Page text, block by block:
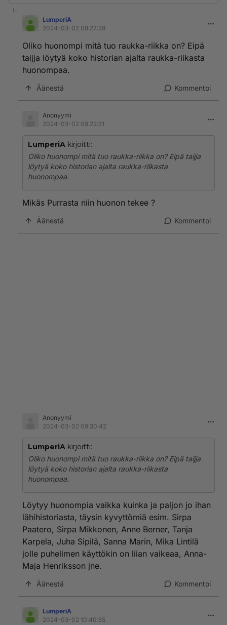
LumperiA
2024-03-02 08:27:28
Oliko huonompi mitä tuo raukka-riikka on? Eipä
taijja löytyä koko historian ajalta raukka-riikasta
huonompaa.
Äänestä Kommentoi
Anonyymi
2024-03-02 09:22:51
LumperiA kirjoitti:
Oliko huonompi mitä tuo raukka-riikka on? Eipä taijja
löytyä koko historian ajalta raukka-riikasta
huonompaa.
Mikäs Purrasta niin huonon tekee ?
Äänestä Kommentoi
Anonyymi
2024-03-02 09:30:42
LumperiA kirjoitti:
Oliko huonompi mitä tuo raukka-riikka on? Eipä taijja
löytyä koko historian ajalta raukka-riikasta
huonompaa.
Löytyy huonompia vaikka kuinka ja paljon jo ihan
lähihistoriasta, täysin kyvyttömiä esim. Sirpa
Paatero, Sirpa Mikkonen, Anne Berner, Tanja
Karpela, Juha Sipilä, Sanna Marin, Mika Lintilä
jolle puhelimen käyttökin on liian vaikeaa, Anna-
Maja Henriksson jne.
Äänestä Kommentoi
LumperiA
2024-03-02 10:40:55